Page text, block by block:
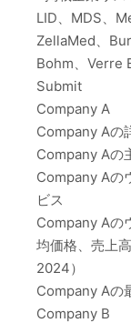
LID、MDS、
ZellaMed、
Bohm、Verre
Submit
Company A
Company Aの
Company Aの
Company Aの
ビス
Company Aの
均価格、売上
2024）
Company Aの
Company B